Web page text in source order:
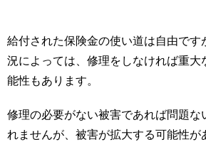
給付された保険金の使い道は自由です
況によっては、修理をしなければ重大
能性もあります。
修理の必要がない被害であれば問題な
れませんが、被害が拡大する可能性が